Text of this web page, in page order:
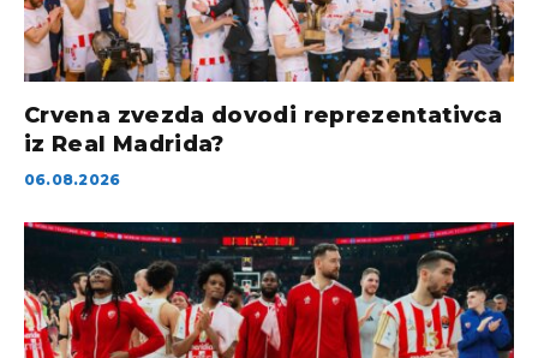
Crvena zvezda dovodi reprezentativca
iz Real Madrida?
06.08.2026